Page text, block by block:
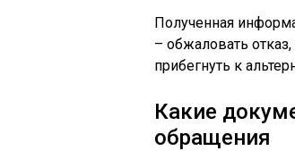
Полученная
– обжаловать
прибегнуть к
Какие
обращения